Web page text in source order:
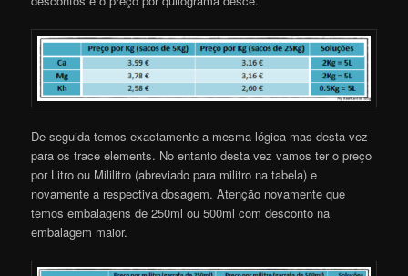
De seguida temos exactamente a mesma lógica mas desta vez
para os trace elements. No entanto desta vez vamos ter o preço
por Litro ou Mililitro (abreviado para militro na tabela) e
novamente a respectiva dosagem. Atenção novamente que
temos embalagens de 250ml ou 500ml com desconto na
embalagem maior.